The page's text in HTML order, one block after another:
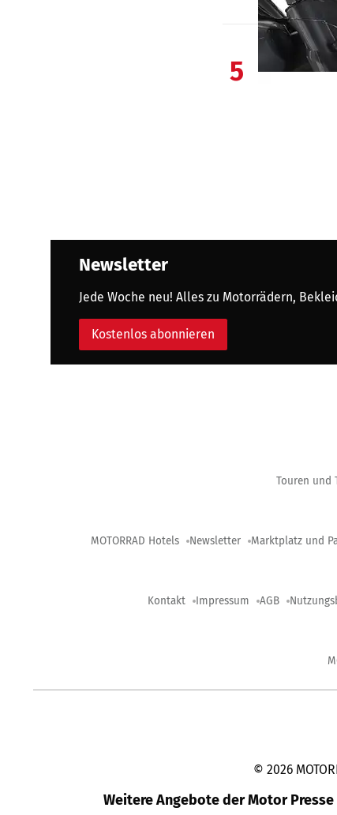
5
Newsletter
Jede Woche neu! Alles zu Motorrädern,
Kostenlos abonnieren
Touren und
MOTORRAD Hotels Newsletter Marktplatz und
Kontakt Impressum AGB
© 2026
Weitere Angebote der Motor Presse